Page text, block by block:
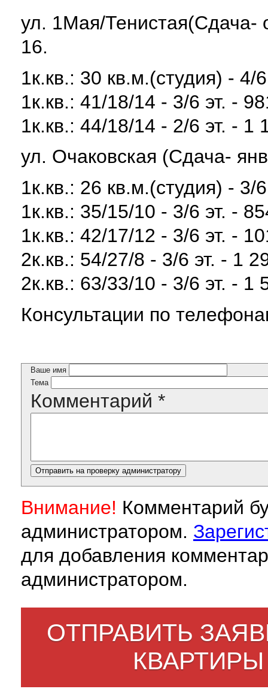
ул. 1Мая/Тенистая(Сдача-
16.
1к.кв.: 30 кв.м.(студия) - 4/
1к.кв.: 41/18/14 - 3/6 эт. -
1к.кв.: 44/18/14 - 2/6 эт. - 1
ул. Очаковская (Сдача-
1к.кв.: 26 кв.м.(студия) - 3/
1к.кв.: 35/15/10 - 3/6 эт. -
1к.кв.: 42/17/12 - 3/6 эт. -
2к.кв.: 54/27/8 - 3/6 эт. - 1
2к.кв.: 63/33/10 - 3/6 эт. - 1
Консультации по
Ваше имя
Тема
Комментарий *
Внимание! Комментарий
администратором.
для добавления
администратором.
ОТПРАВИТЬ